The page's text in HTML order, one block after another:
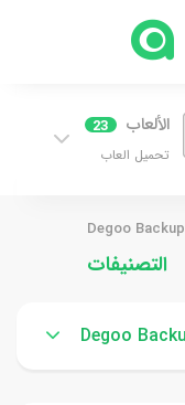
الألعاب 23
تحميل العاب
Degoo
التصنيفات
Degoo